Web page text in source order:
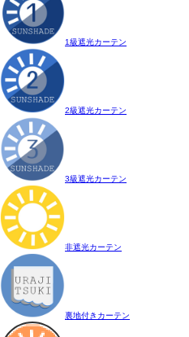
1級遮光カーテン
2級遮光カーテン
3級遮光カーテン
非遮光カーテン
裏地付きカーテン